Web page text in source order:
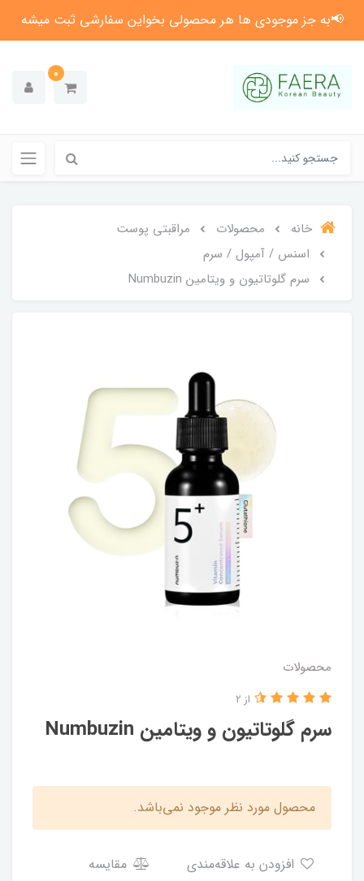
📢به جز موجودی ها هر محصولی بخواین سفارشی ثبت میشه
0
خانه محصولات
مراقبتی پوست
اسنس / آمپول / سرم
سرم گلوتاتیون و ویتامین Numbuzin
محصولات
سرم گلوتاتیون و ویتامین Numbuzin
از 2
محصول مورد نظر موجود نمی‌باشد.
مقایسه